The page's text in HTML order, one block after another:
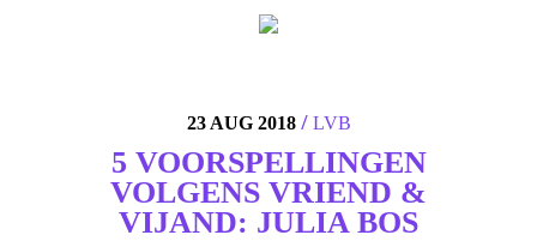
23 AUG 2018/ LVB
5 VOORSPELLINGEN
VOLGENS VRIEND &
VIJAND: JULIA BOS